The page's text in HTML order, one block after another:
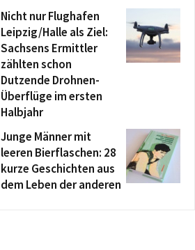
Nicht nur Flughafen
Leipzig/Halle als Ziel:
Sachsens Ermittler
zählten schon
Dutzende Drohnen-
Überflüge im ersten
Halbjahr
Junge Männer mit
leeren Bierflaschen: 28
kurze Geschichten aus
dem Leben der anderen